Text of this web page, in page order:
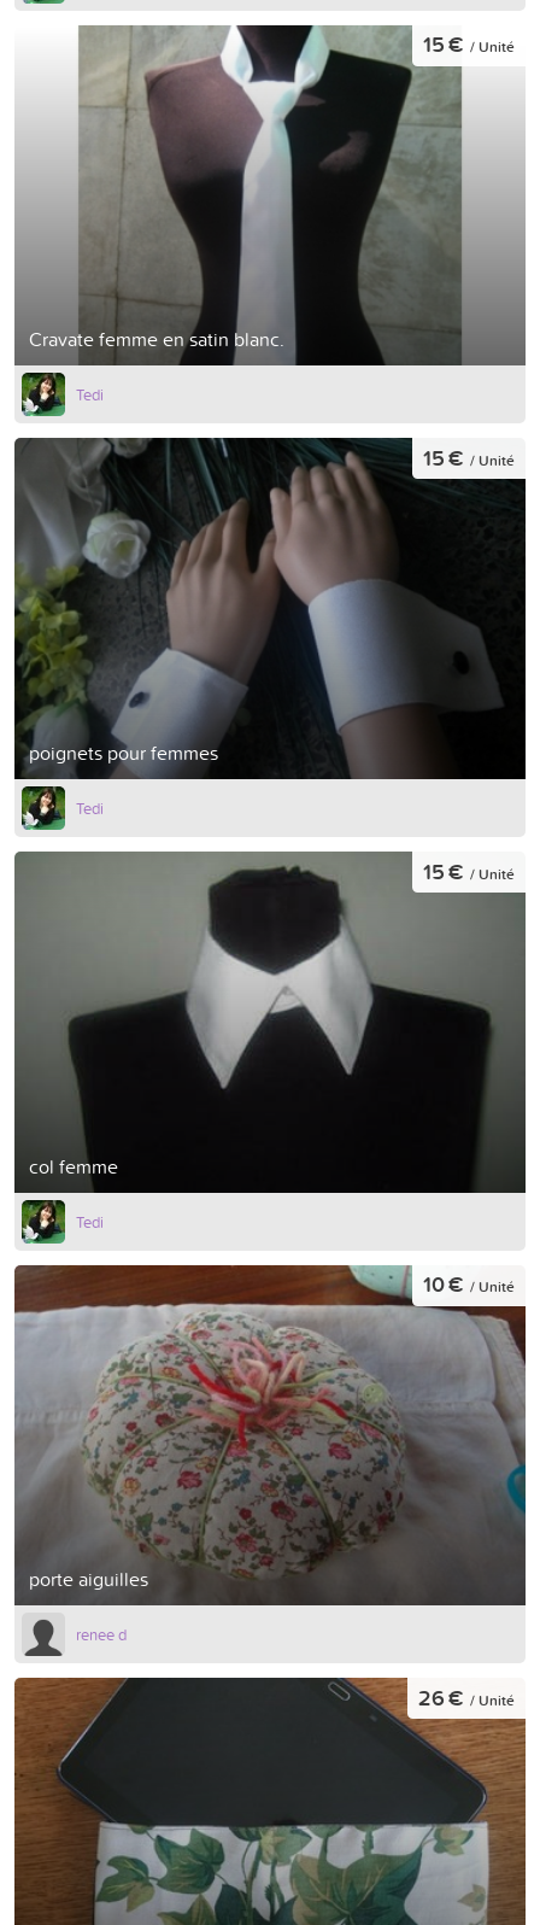
Cravate femme en satin blanc.
15 € / Unité
Tedi
poignets pour femmes
15 € / Unité
Tedi
col femme
15 € / Unité
Tedi
porte aiguilles
10 € / Unité
renee d
26 € / Unité